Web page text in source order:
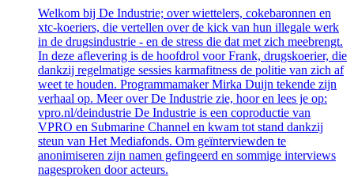
Welkom bij De Industrie; over wiettelers, cokebaronnen en
xtc-koeriers, die vertellen over de kick van hun illegale werk
in de drugsindustrie - en de stress die dat met zich meebrengt.
In deze aflevering is de hoofdrol voor Frank, drugskoerier, die
dankzij regelmatige sessies karmafitness de politie van zich af
weet te houden. Programmamaker Mirka Duijn tekende zijn
verhaal op. Meer over De Industrie zie, hoor en lees je op:
vpro.nl/deindustrie De Industrie is een coproductie van
VPRO en Submarine Channel en kwam tot stand dankzij
steun van Het Mediafonds. Om geïnterviewden te
anonimiseren zijn namen gefingeerd en sommige interviews
nagesproken door acteurs.